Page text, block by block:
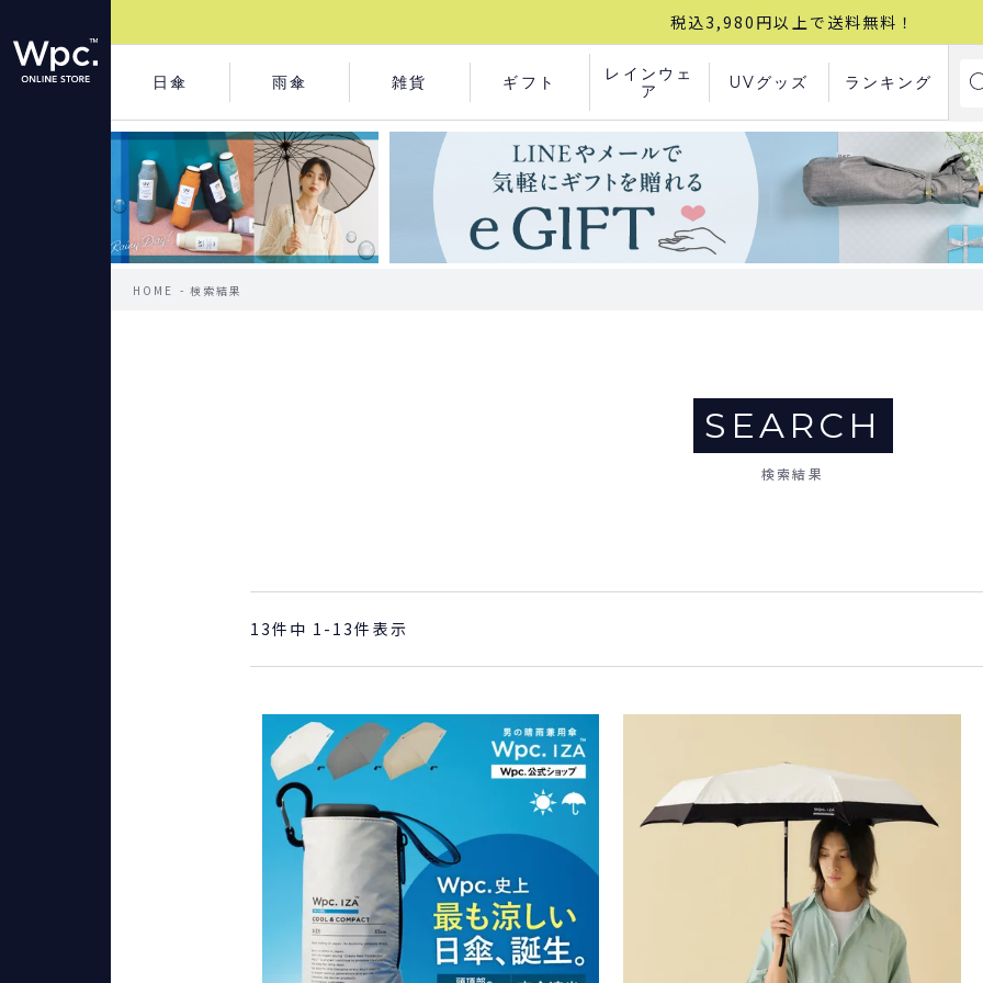
税込3,980円以上で送料無料！
日傘 雨傘 雑貨 ギフト
レインウェ
ア
UVグッズ ランキング
HOME 検索結果
SEARCH
検索結果
13件中 1 - 13件表示